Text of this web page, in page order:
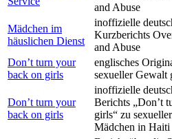
and Abuse
Mädchen im
häuslichen Dienst
inoffizielle
Kurzberichts
and Abuse
Don’t turn your
back on girls
englisches
sexueller Gewalt
Don’t turn your
back on girls
inoffizielle
Berichts „Don’t
girls“ zu
Mädchen in Haiti